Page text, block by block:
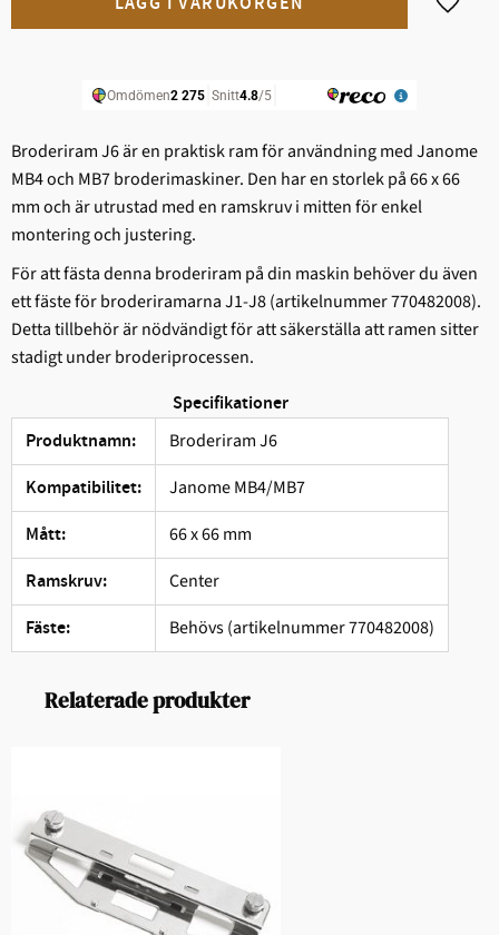
Lägg
Broderiram J6 är en praktisk ram för användning med Janome
MB4 och MB7 broderimaskiner. Den har en storlek på 66 x 66
mm och är utrustad med en ramskruv i mitten för enkel
montering och justering.
För att fästa denna broderiram på din maskin behöver du även
ett fäste för broderiramarna J1-J8 (artikelnummer 770482008).
Detta tillbehör är nödvändigt för att säkerställa att ramen sitter
stadigt under broderiprocessen.
Specifikationer
Produktnamn:
Broderiram J6
Kompatibilitet: Janome MB4/MB7
Mått: 66 x 66 mm
Ramskruv: Center
Fäste: Behövs (artikelnummer 770482008)
Relaterade produkter